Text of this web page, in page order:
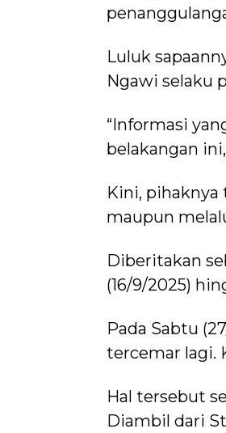
Luluk
Ngawi selaku
“Informasi
belakangan
Kini, pihaknya
maupun
Diberitakan
(16/9/2025)
Pada Sabtu
tercemar lagi.
Hal tersebut
Diambil dari